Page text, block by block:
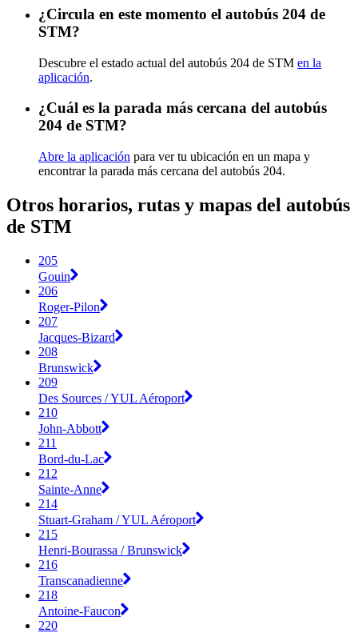
¿Circula en este momento el autobús 204 de
STM?
Descubre el estado actual del autobús 204 de STM en la
aplicación.
¿Cuál es la parada más cercana del autobús
204 de STM?
Abre la aplicación para ver tu ubicación en un mapa y
encontrar la parada más cercana del autobús 204.
Otros horarios, rutas y mapas del autobús
de STM
205
Gouin
206
Roger-Pilon
207
Jacques-Bizard
208
Brunswick
209
Des Sources / YUL Aéroport
210
John-Abbott
211
Bord-du-Lac
212
Sainte-Anne
214
Stuart-Graham / YUL Aéroport
215
Henri-Bourassa / Brunswick
216
Transcanadienne
218
Antoine-Faucon
220